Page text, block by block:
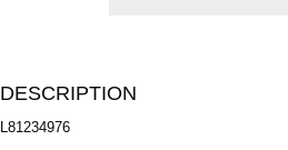
DESCRIPTION
L81234976